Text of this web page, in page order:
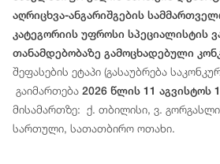
აღრიცხვა-ანგარიშგების
კატეგორიის უფროსი სპეციალისტის
თანამდებობაზე გამოცხადებული
შეფასების ეტაპი (გასაუბრება
გაიმართება 2026 წლის 11 აგვისტოს
მისამართზე: ქ. თბილისი, ვ.
სართული, სათათბირო ოთახი.